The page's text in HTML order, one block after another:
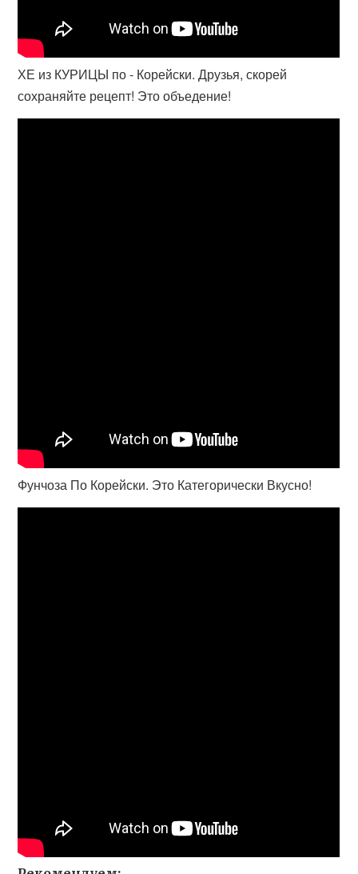
ХЕ из КУРИЦЫ по - Корейски. Друзья, скорей
сохраняйте рецепт! Это объедение!
Фунчоза По Корейски. Это Категорически Вкусно!